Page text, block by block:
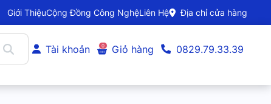
Giới ThiệuCộng Đồng Công NghệLiên Hệ Địa chỉ cửa hàng
Tài khoản 0 Giỏ hàng 0829.79.33.39